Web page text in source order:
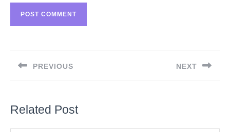
PREVIOUS NEXT
Related Post